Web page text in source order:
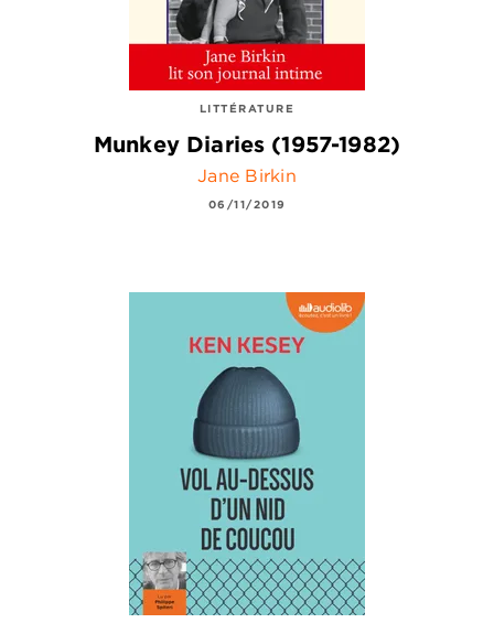
LITTÉRATURE
Munkey Diaries (1957-1982)
Jane Birkin
06/11/2019